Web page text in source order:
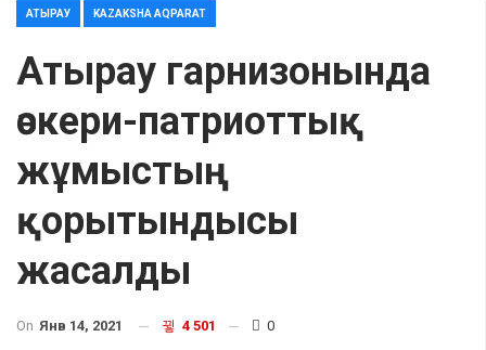
АТЫРАУ KAZAKSHA AQPARAT
Атырау гарнизонында
әскери-патриоттық
жұмыстың
қорытындысы
жасалды
On Янв 14, 2021 4 501 0